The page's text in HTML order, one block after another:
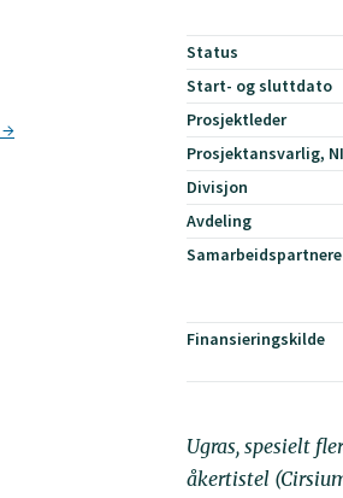
Status
Start- og sluttdato
Prosjektleder
Prosjektansvarlig,
Divisjon
Avdeling
Samarbeidspartnere
Finansieringskilde
Ugras, spesielt
åkertistel